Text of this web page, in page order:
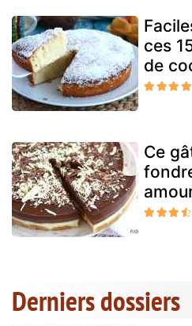
ces
de
Ce
Derniers dossiers